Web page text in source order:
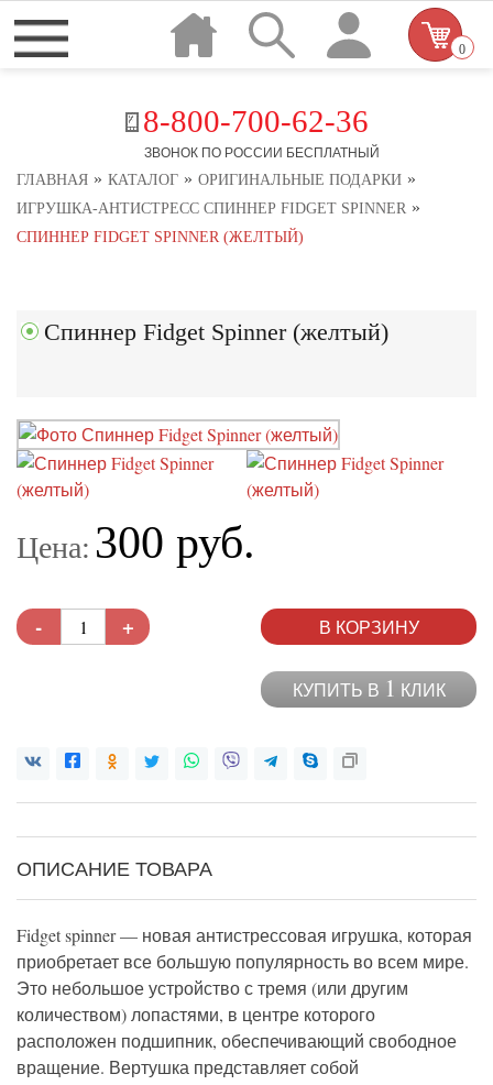
8-800-700-62-36
ЗВОНОК ПО РОССИИ БЕСПЛАТНЫЙ
0
ГЛАВНАЯ » КАТАЛОГ » ОРИГИНАЛЬНЫЕ ПОДАРКИ »
ИГРУШКА-АНТИСТРЕСС СПИННЕР FIDGET SPINNER »
СПИННЕР FIDGET SPINNER (ЖЕЛТЫЙ)
Спиннер Fidget Spinner (желтый)
Цена: 300 руб.
- + В КОРЗИНУ
КУПИТЬ В 1 КЛИК
ОПИСАНИЕ ТОВАРА
Fidget spinner — новая антистрессовая игрушка, которая
приобретает все большую популярность во всем мире.
Это небольшое устройство с тремя (или другим
количеством) лопастями, в центре которого
расположен подшипник, обеспечивающий свободное
вращение. Вертушка представляет собой